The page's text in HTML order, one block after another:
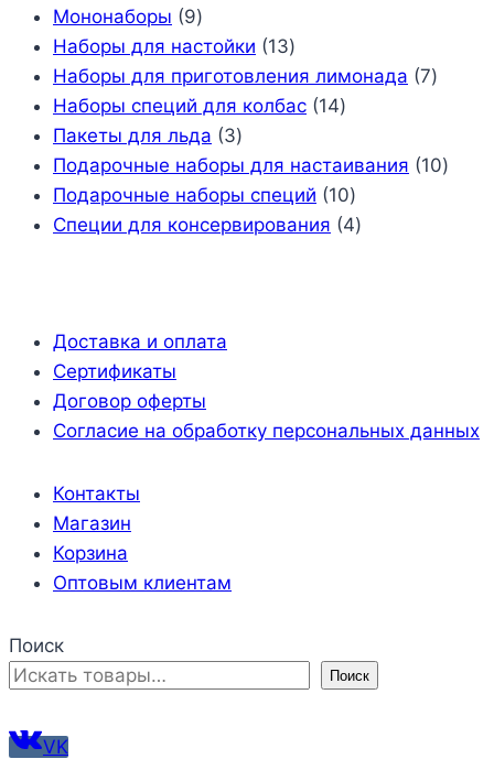
Мононаборы 99
товаров
Наборы для настойки 1313
товаров
Наборы для приготовления лимонада 77
Наборы специй для колбас 1414
Пакеты для льда 33
товара
Подарочные наборы для настаивания 1010
Подарочные наборы специй 1010
товаров
Специи для консервирования 44
Доставка и оплата
Сертификаты
Договор оферты
Согласие на обработку персональных данных
Контакты
Магазин
Корзина
Оптовым клиентам
Поиск
Поиск
VK